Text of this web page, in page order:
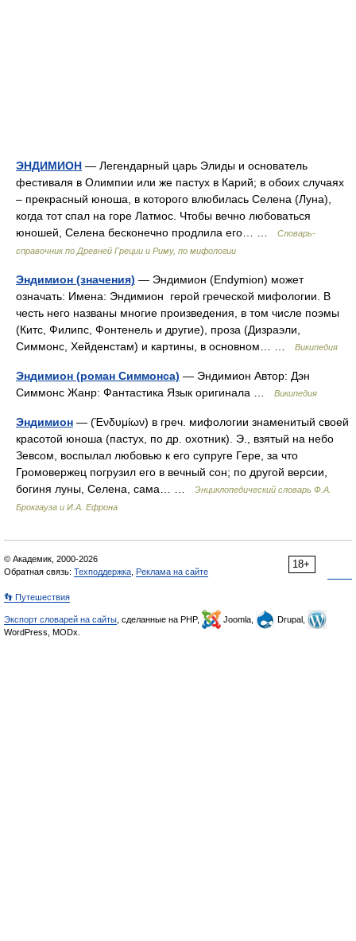
ЭНДИМИОН — Легендарный царь Элиды и основатель
фестиваля в Олимпии или же пастух в Карий; в обоих случаях
– прекрасный юноша, в которого влюбилась Селена (Луна),
когда тот спал на горе Латмос. Чтобы вечно любоваться
юношей, Селена бесконечно продлила его… …
Cловарь-
справочник по Древней Греции и Риму, по мифологии
Эндимион (значения) — Эндимион (Endymion) может
означать: Имена: Эндимион герой греческой мифологии. В
честь него названы многие произведения, в том числе поэмы
(Китс, Филипс, Фонтенель и другие), проза (Дизраэли,
Симмонс, Хейденстам) и картины, в основном… …
Википедия
Эндимион (роман Симмонса) — Эндимион Автор: Дэн
Симмонс Жанр: Фантастика Язык оригинала …
Википедия
Эндимион — (Ένδυμίων) в греч. мифологии знаменитый своей
красотой юноша (пастух, по др. охотник). Э., взятый на небо
Зевсом, воспылал любовью к его супруге Гере, за что
Громовержец погрузил его в вечный сон; по другой версии,
богиня луны, Селена, сама… …
Энциклопедический словарь Ф.А.
Брокгауза и И.А. Ефрона
18+
© Академик, 2000-2026
Обратная связь: Техподдержка Реклама на сайте
👣 Путешествия
Экспорт словарей на сайты , сделанные на PHP, Joomla,
Drupal,
WordPress, MODx.